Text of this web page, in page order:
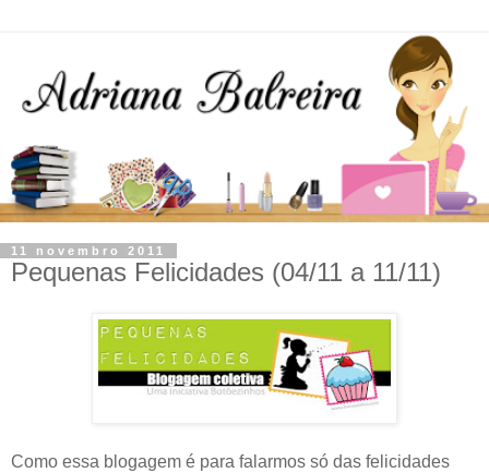
11 novembro 2011
Pequenas Felicidades (04/11 a 11/11)
Como essa blogagem é para falarmos só das felicidades